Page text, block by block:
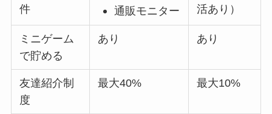
件
通販モニター
活あり）
ミニゲーム
で貯める
あり あり
友達紹介制
度
最大40% 最大10%